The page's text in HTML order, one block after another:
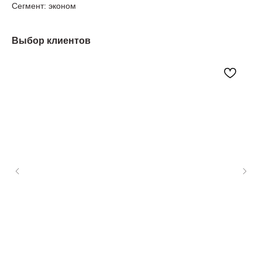
Сегмент: эконом
Выбор клиентов